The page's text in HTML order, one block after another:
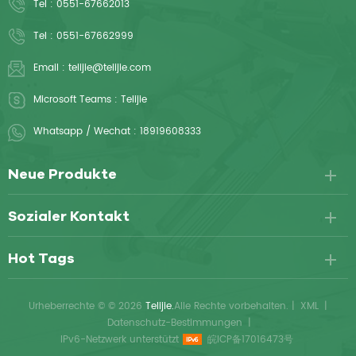
hygienischen und
suchen.
Tel : 0551-67662013
Tel : 0551-67662999
Email : telijie@telijie.com
Microsoft Teams : Telijie
Whatsapp / Wechat : 18919608333
Neue Produkte
Sozialer Kontakt
Hot Tags
Urheberrechte © © 2026 Telijie.Alle Rechte vorbehalten. | XML |
Datenschutz-Bestimmungen |
IPv6-Netzwerk unterstützt
皖ICP备17016473号